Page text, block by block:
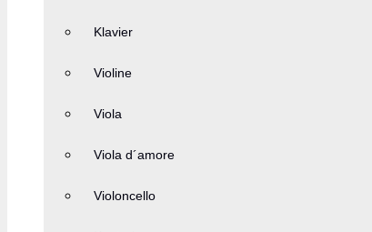
Klavier
Violine
Viola
Viola d´amore
Violoncello